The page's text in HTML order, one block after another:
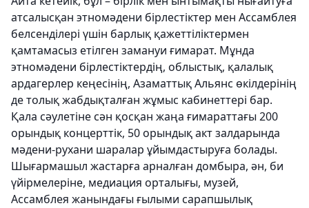
атсалысқан этномәдени бірлестіктер мен Ассамблея
белсенділері үшін барлық қажеттіліктермен
қамтамасыз етілген замануи ғимарат. Мұнда
этномәдени бірлестіктердің, облыстық, қалалық
ардагерлер кеңесінің, Азаматтық Альянс өкілдерінің
де толық жабдықталған жұмыс кабинеттері бар.
Қала сәулетіне сән қосқан жаңа ғимараттағы 200
орындық концерттік, 50 орындық акт залдарында
мәдени-рухани шаралар ұйымдастыруға болады.
Шығармашыл жастарға арналған домбыра, ән, би
үйірмелеріне, медиация орталығы, музей,
Ассамблея жанындағы ғылыми сарапшылық